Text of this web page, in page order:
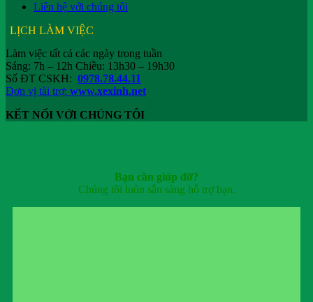
Liên hệ với chúng tôi
LỊCH LÀM VIỆC
Làm việc tất cả các ngày trong tuần
Sáng: 7h – 12h Chiều: 13h30 – 19h30
Số ĐT CSKH: 0978.78.44.11
Đơn vị tài trợ: www.xexinh.net
KẾT NỐI VỚI CHÚNG TÔI
Bạn cần giúp đỡ?
Chúng tôi luôn sẵn sàng hỗ trợ bạn.